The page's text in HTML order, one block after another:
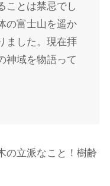
ことは禁忌でし
の富士山を遥か
ました。現在拝
神域を物語って
の立派なこと！樹齢